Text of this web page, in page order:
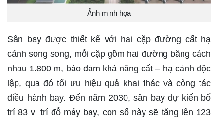
Ảnh minh họa
Sân bay được thiết kế với hai cặp đường cất hạ
cánh song song, mỗi cặp gồm hai đường băng cách
nhau 1.800 m, bảo đảm khả năng cất – hạ cánh độc
lập, qua đó tối ưu hiệu quả khai thác và công tác
điều hành bay. Đến năm 2030, sân bay dự kiến bố
trí 83 vị trí đỗ máy bay, con số này sẽ tăng lên 123